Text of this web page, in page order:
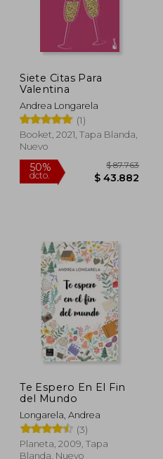
Siete Citas Para
Valentina
Andrea Longarela
(1)
Booket, 2021, Tapa Blanda,
Nuevo
Te Espero En El Fin
del Mundo
Longarela, Andrea
(3)
Planeta, 2009, Tapa
Blanda, Nuevo